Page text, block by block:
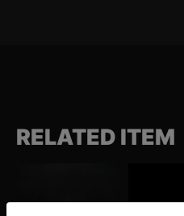
RELATED ITEM